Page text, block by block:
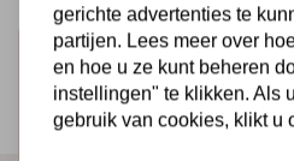
Schrijf je in voor de
Ontvang als eerste onze
direct in je mailbox!
gerichte advertenties te
partijen. Lees meer over
en hoe u ze kunt beheren
instellingen" te klikken. Als
gebruik van cookies, klikt u